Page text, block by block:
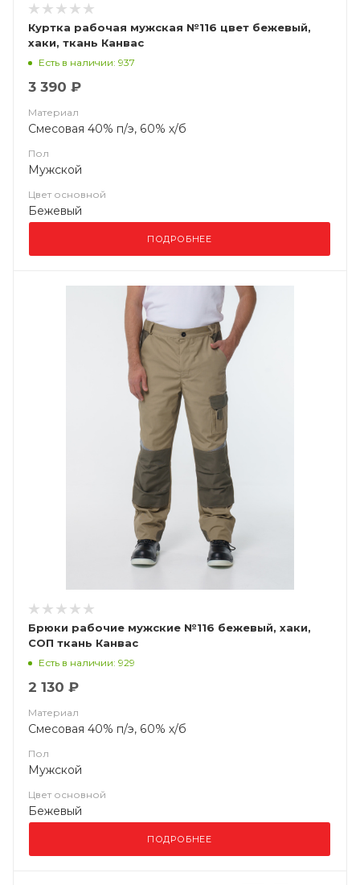
Куртка рабочая мужская №116 цвет бежевый,
хаки, ткань Канвас
Есть в наличии: 937
3 390 ₽
Материал
Смесовая 40% п/э, 60% х/б
Пол
Мужской
Цвет основной
Бежевый
ПОДРОБНЕЕ
Брюки рабочие мужские №116 бежевый, хаки,
СОП ткань Канвас
Есть в наличии: 929
2 130 ₽
Материал
Смесовая 40% п/э, 60% х/б
Пол
Мужской
Цвет основной
Бежевый
ПОДРОБНЕЕ